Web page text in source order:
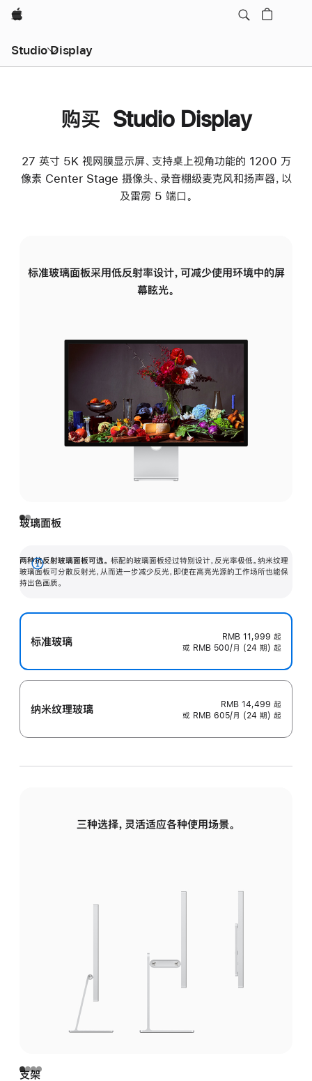
Apple
Studio Display
购买 Studio Display
27 英寸 5K 视网膜显示屏、支持桌上视角功能的 1200 万
像素 Center Stage 摄像头、录音棚级麦克风和扬声器，以
及雷雳 5 端口。
标准玻璃面板采用低反射率设计，可减少使用环境中的屏
幕眩光。
玻璃面板
两种抗反射玻璃面板可选。 标配的玻璃面板经过特别设计，反光率极低。纳米纹理
玻璃面板可分散反射光，从而进一步减少反光，即使在高亮光源的工作场所也能保
持出色画质。
展
开
标准玻璃 RMB 11,999 起
或 RMB 500/月 (24 期) 起
纳米纹理玻璃 RMB 14,499 起
或 RMB 605/月 (24 期) 起
三种选择，灵活适应各种使用场景。
支架